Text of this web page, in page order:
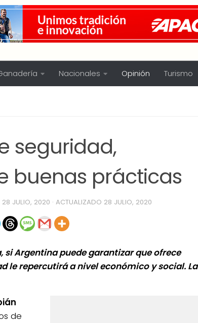
Nacionales Opinión Turismo
seguridad,
buenas prácticas
28 JULIO, 2020 · ACTUALIZADO 28 JULIO, 2020
si Argentina puede garantizar que ofrece
le repercutirá a nivel económico y social. La
de